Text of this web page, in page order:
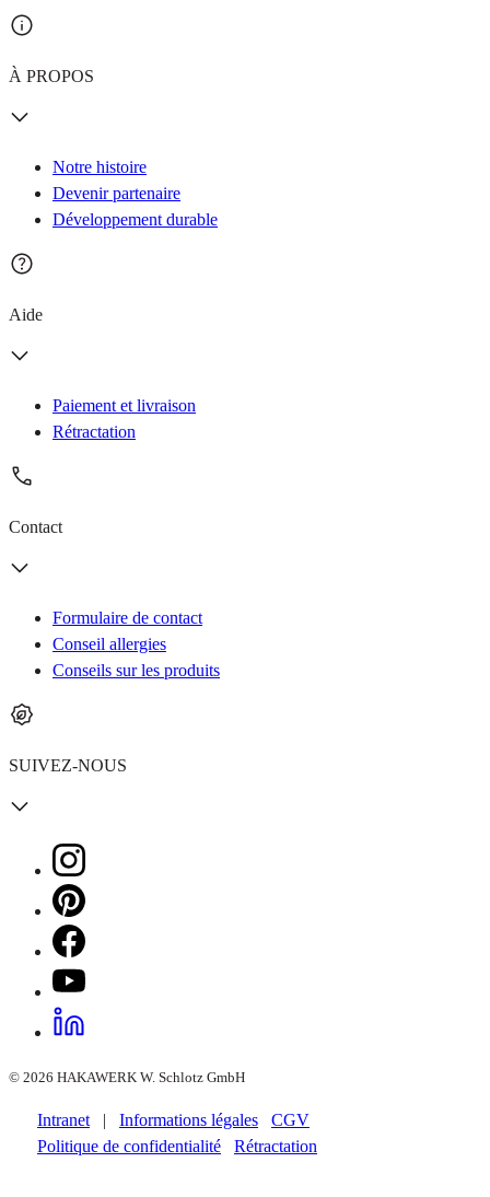
À PROPOS
Notre histoire
Devenir partenaire
Développement durable
Aide
Paiement et livraison
Rétractation
Contact
Formulaire de contact
Conseil allergies
Conseils sur les produits
SUIVEZ-NOUS
© 2026 HAKAWERK W. Schlotz GmbH
Intranet Informations légales
CGV
Politique de confidentialité
Rétractation